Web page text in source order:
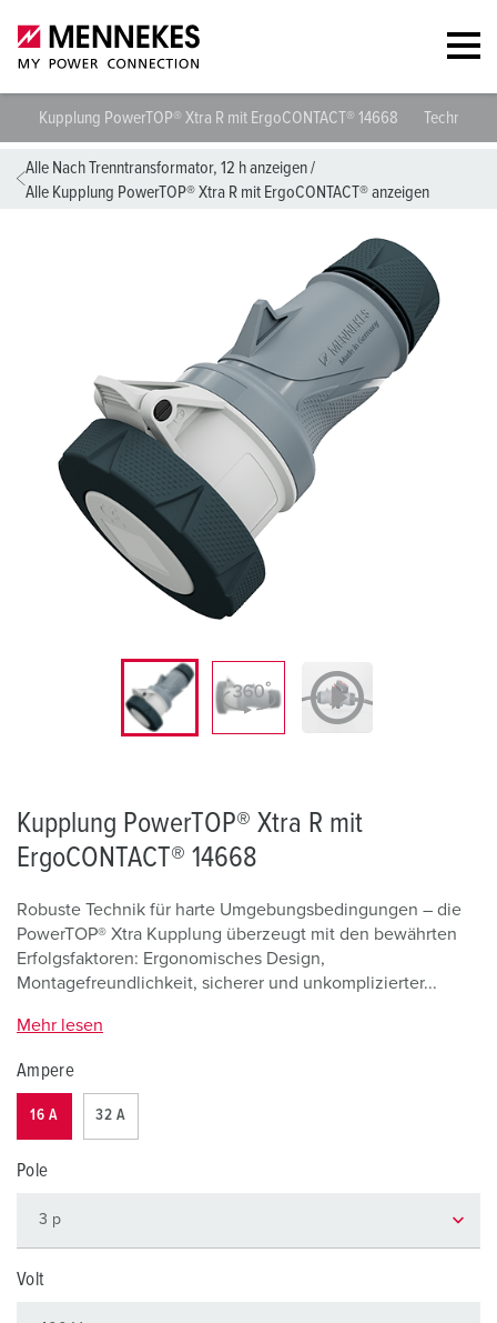
Kupplung PowerTOP® Xtra R mit ErgoCONTACT® 14668
Alle Nach Trenntransformator, 12 h anzeigen/
Alle Kupplung PowerTOP® Xtra R mit ErgoCONTACT® anzeigen
Kupplung PowerTOP® Xtra R mit
ErgoCONTACT® 14668
Robuste Technik für harte Umgebungsbedingungen – die
PowerTOP® Xtra Kupplung überzeugt mit den bewährten
Erfolgsfaktoren: Ergonomisches Design,
Montagefreundlichkeit, sicherer und unkomplizierter...
Mehr lesen
Ampere
16 A 32 A
Pole
Volt